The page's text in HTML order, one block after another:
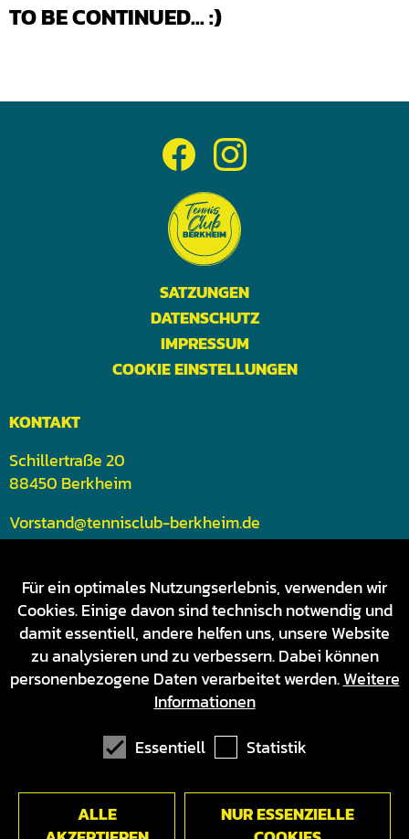
TO BE CONTINUED... :)
Für ein optimales Nutzungserlebnis, verwenden wir
Cookies. Einige davon sind technisch notwendig und
damit essentiell, andere helfen uns, unsere Website
zu analysieren und zu verbessern. Dabei können
personenbezogene Daten verarbeitet werden.Weitere
Informationen
Essentiell
Statistik
ALLE
NUR ESSENZIELLE
SATZUNGEN
DATENSCHUTZ
IMPRESSUM
COOKIE EINSTELLUNGEN
KONTAKT
Schillertraße 20
88450 Berkheim
Vorstand@tennisclub-berkheim.de
Tel: 08395 / 7140
HALLE ÖFFNUNGSZEITEN
Mo - So 8:00 - 23:00 Uhr
STÜBLE ÖFFNUNGSZEITEN
Mittwoch - Samstag
18:00 - 22:00 Uhr
Sonntag
17:00 - 21:00 Uhr
Du möchtest außerhalb der
Öffnungszeiten bei uns
Gerne nach
Terminvereinbarung -